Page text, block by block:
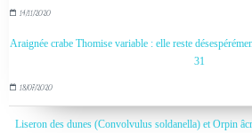
14/11/2020
Araignée crabe Thomise variable : elle reste
31
18/07/2020
Liseron des dunes (Convolvulus soldanella) et Orpin